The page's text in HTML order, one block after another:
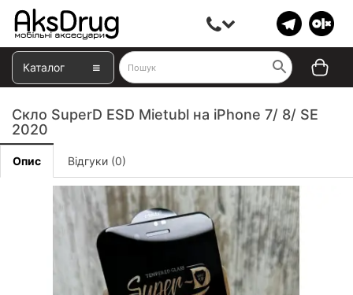
Каталог
Скло SuperD ESD Mietubl на iPhone 7/ 8/ SE
2020
Опис Відгуки (0)